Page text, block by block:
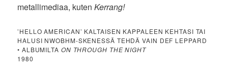
metallimediaa, kutenKerrang!
’HELLO AMERICAN’ KALTAISEN KAPPALEEN KEHTASI TAI
HALUSI NWOBHM-SKENESSÄ TEHDÄ VAIN DEF LEPPARD
• ALBUMILTA ON THROUGH THE NIGHT
1980